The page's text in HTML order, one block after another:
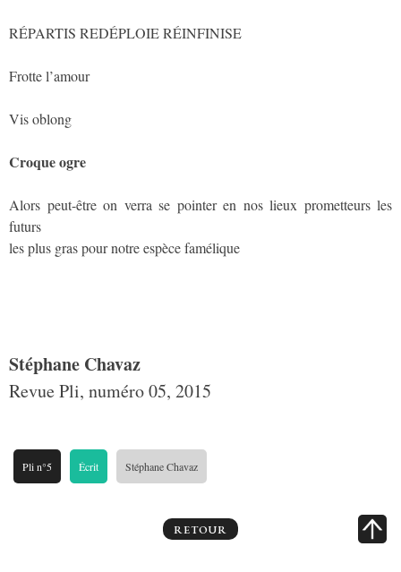
RÉPARTIS REDÉPLOIE RÉINFINISE
Frotte l’amour
Vis oblong
Croque ogre
Alors peut-être on verra se pointer en nos lieux prometteurs les
futurs
les plus gras pour notre espèce famélique
Stéphane Chavaz
Revue Pli, numéro 05, 2015
Pli n°5 Écrit Stéphane Chavaz
RETOUR